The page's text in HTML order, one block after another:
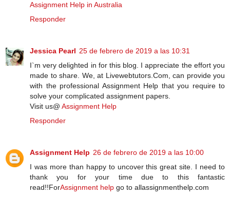
Assignment Help in Australia
Responder
Jessica Pearl 25 de febrero de 2019 a las 10:31
I`m very delighted in for this blog. I appreciate the effort you
made to share. We, at Livewebtutors.Com, can provide you
with the professional Assignment Help that you require to
solve your complicated assignment papers.
Visit us@ Assignment Help
Responder
Assignment Help 26 de febrero de 2019 a las 10:00
I was more than happy to uncover this great site. I need to
thank you for your time due to this fantastic
read!!ForAssignment help go to allassignmenthelp.com